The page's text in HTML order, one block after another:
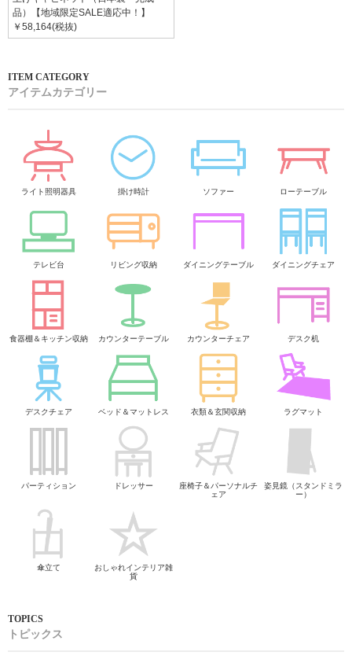
品）【地域限定SALE適応中！】
￥58,164(税抜)
アイテムカテゴリー
ライト照明器具 掛け時計 ソファー ローテーブル
テレビ台 リビング収納 ダイニングテーブル ダイニングチェア
食器棚＆キッチン収納 カウンターテーブル カウンターチェア デスク机
デスクチェア ベッド＆マットレス 衣類＆玄関収納 ラグマット
パーティション ドレッサー
座椅子＆パーソナルチ
ェア
姿見鏡（スタンドミラ
ー）
傘立て
おしゃれインテリア雑
貨
トピックス